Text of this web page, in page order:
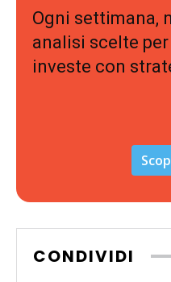
Ogni settimana,
analisi scelte
investe con
CONDIVIDI